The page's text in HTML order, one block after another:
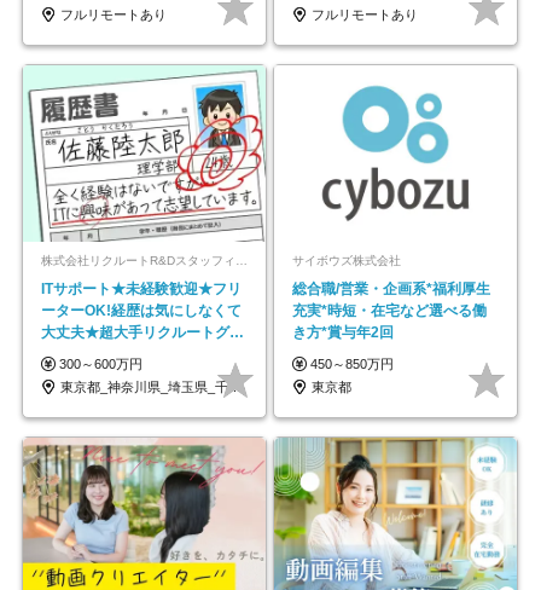
フルリモートあり
フルリモートあり
株式会社リクルートR&Dスタッフィング【リクルートグループ】
ITサポート★未経験歓迎★フリ
ーターOK!経歴は気にしなくて
大丈夫★超大手リクルートグル
ープの正社員/sg
300～600万円
東京都_神奈川県_埼玉県_千葉県_大阪府…
サイボウズ株式会社
総合職/営業・企画系*福利厚生
充実*時短・在宅など選べる働
き方*賞与年2回
450～850万円
東京都